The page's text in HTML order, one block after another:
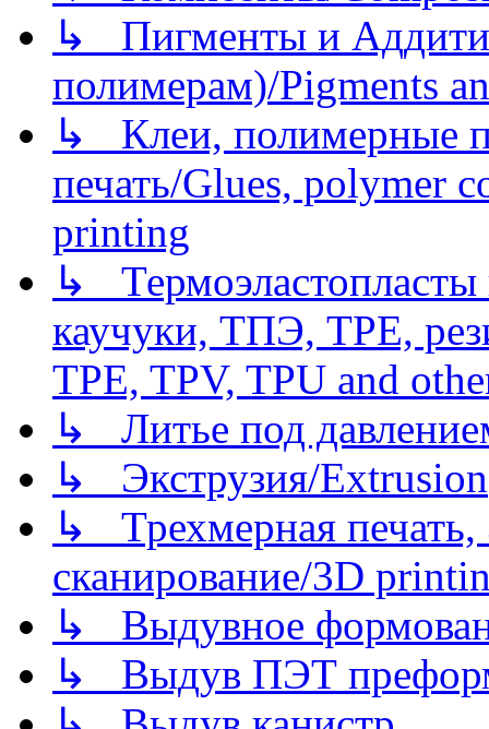
↳ Пигменты и
полимерам)/Pigments
↳ Клеи, полимерные
печать/Glues, polymer
printing
↳
каучуки, ТПЭ, TPE,
TPE, TPV, TPU and
↳ Литье под
↳ Экструзия/Extrusion
↳ Трехмерная
сканирование/3D
↳ Выдувное
↳ Выдув ПЭТ